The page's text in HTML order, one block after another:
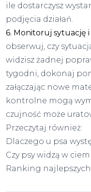
ile dostarczysz
podjęcia działań.
6. Monitoruj sytuację
obserwuj, czy
widzisz żadnej
tygodni, dokonaj
załączając nowe
kontrolne mogą
czujność może
Przeczytaj również:
Dlaczego u psa
Czy psy widzą w
Ranking